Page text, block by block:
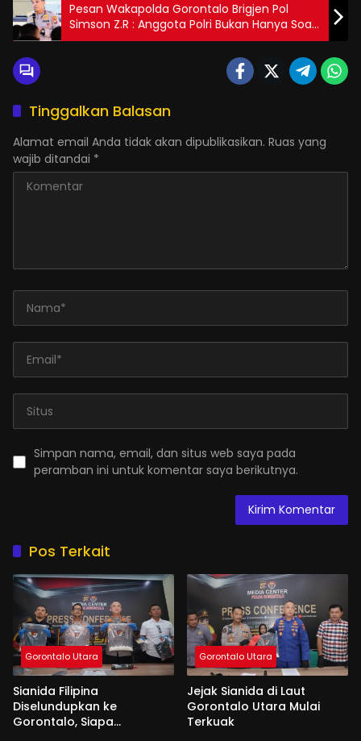
Pesan Wakapolda Gorontalo Brigjen Pol
Simson Z.R : Anggota Polri Bukan Hanya Soal
Fisik dan Skil, Tapi Soal Mental dan Moral
Tinggalkan Balasan
Alamat email Anda tidak akan dipublikasikan. Ruas yang
wajib ditandai *
Simpan nama, email, dan situs web saya pada
peramban ini untuk komentar saya berikutnya.
Pos Terkait
Gorontalo Utara
Sianida Filipina
Diselundupkan ke
Gorontalo, Siapa
Gorontalo Utara
Jejak Sianida di Laut
Gorontalo Utara Mulai
Terkuak